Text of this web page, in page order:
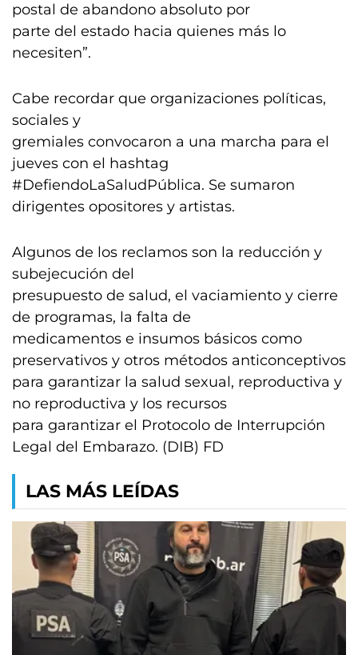
postal de abandono absoluto por
parte del estado hacia quienes más lo
necesiten”.
Cabe recordar que organizaciones políticas,
sociales y
gremiales convocaron a una marcha para el
jueves con el hashtag
#DefiendoLaSaludPública. Se sumaron
dirigentes opositores y artistas.
Algunos de los reclamos son la reducción y
subejecución del
presupuesto de salud, el vaciamiento y cierre
de programas, la falta de
medicamentos e insumos básicos como
preservativos y otros métodos anticonceptivos
para garantizar la salud sexual, reproductiva y
no reproductiva y los recursos
para garantizar el Protocolo de Interrupción
Legal del Embarazo. (DIB) FD
LAS MÁS LEÍDAS